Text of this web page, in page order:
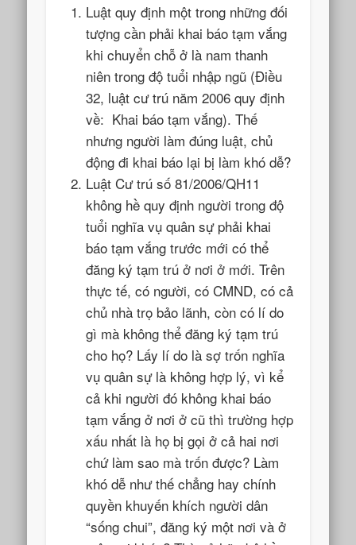
Luật quy định một trong những đối
tượng cần phải khai báo tạm vắng
khi chuyển chỗ ở là nam thanh
niên trong độ tuổi nhập ngũ (Điều
32, luật cư trú năm 2006 quy định
về: Khai báo tạm vắng). Thế
nhưng người làm đúng luật, chủ
động đi khai báo lại bị làm khó dễ?
Luật Cư trú số 81/2006/QH11
không hề quy định người trong độ
tuổi nghĩa vụ quân sự phải khai
báo tạm vắng trước mới có thể
đăng ký tạm trú ở nơi ở mới. Trên
thực tế, có người, có CMND, có cả
chủ nhà trọ bảo lãnh, còn có lí do
gì mà không thể đăng ký tạm trú
cho họ? Lấy lí do là sợ trốn nghĩa
vụ quân sự là không hợp lý, vì kể
cả khi người đó không khai báo
tạm vắng ở nơi ở cũ thì trường hợp
xấu nhất là họ bị gọi ở cả hai nơi
chứ làm sao mà trốn được? Làm
khó dễ như thế chẳng hay chính
quyền khuyến khích người dân
“sống chui”, đăng ký một nơi và ở